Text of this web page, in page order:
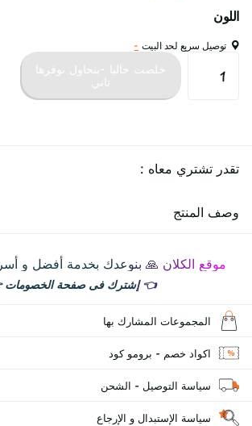
اللون
توصيل سريع لحد البيت -
خلصت حاليا -بنحاول نوفرها
تاني
تقدر تشتري معاه :
وصف المنتج
موقع الكلان 🙏 بنوعدك بخدمة أفضل و
👈إشترك فى صفحة الخصومات
المجموعات المشارك بها
اكواد خصم - برومو كود
سياسة التوصيل - الشحن
سياسة الإستبدال و الإرجاع